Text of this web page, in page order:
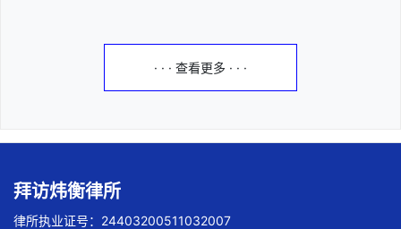
· · · 查看更多 · · ·
拜访炜衡律所
律所执业证号：24403200511032007